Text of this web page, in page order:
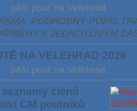
- pěší pouť na Velehrad
PODROBNÝ POPIS
K JEDNOTLIVÝM
NA VELEHRAD 2026
- pěší pouť na Velehrad
členů
CM poutníků